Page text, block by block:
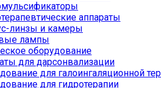
аппараты
линзы и камеры
лампы
оборудование
для дарсонвализации
для галоингаляционной
для гидротерапии